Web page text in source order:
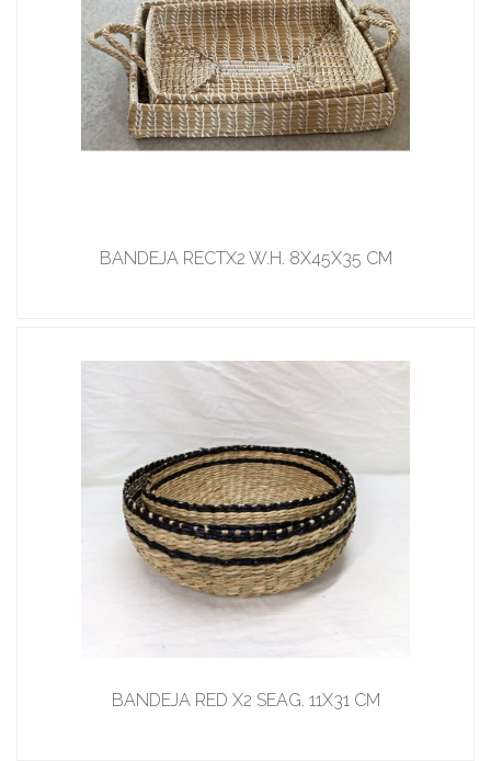
BANDEJA RECTX2 W.H. 8X45X35 CM
BANDEJA RED X2 SEAG. 11X31 CM